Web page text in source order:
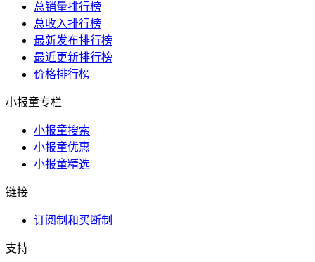
总销量排行榜
总收入排行榜
最新发布排行榜
最近更新排行榜
价格排行榜
小报童专栏
小报童搜索
小报童优惠
小报童精选
链接
订阅制和买断制
支持